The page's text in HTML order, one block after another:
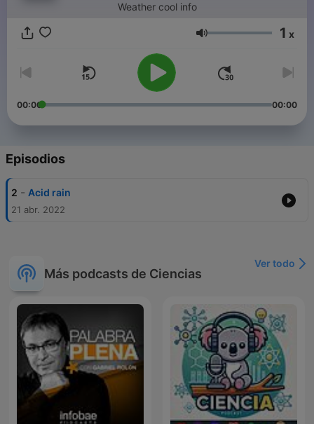
Weather cool info
Volumen 1 x
00:00 00:00
Episodios
2 - Acid rain
21 abr. 2022
Más podcasts de Ciencias
Ver todo